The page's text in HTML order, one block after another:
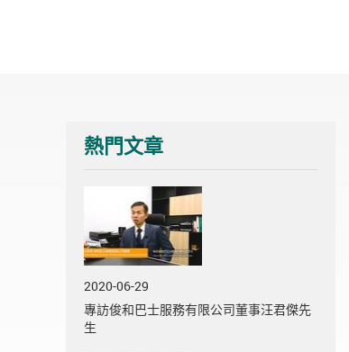
熱門文章
2020-06-29
專訪俊和巴士服務有限公司董事汪君傑先
生